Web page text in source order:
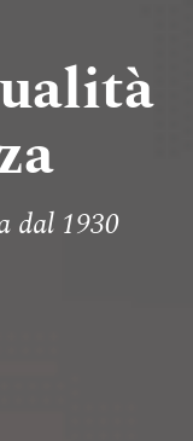
dal 1930